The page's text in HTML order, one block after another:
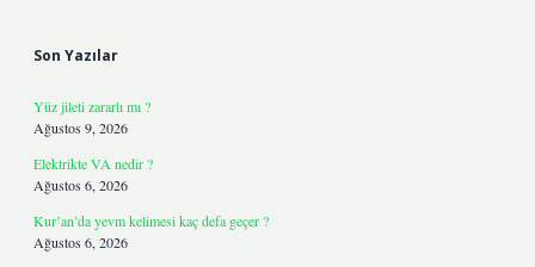
Son Yazılar
Yüz jileti zararlı mı ?
Ağustos 9, 2026
Elektrikte VA nedir ?
Ağustos 6, 2026
Kur’an’da yevm kelimesi kaç defa geçer ?
Ağustos 6, 2026